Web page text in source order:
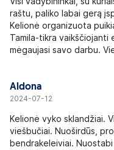
raštu, paliko labai gerą
Kelionė organizuota
Tamila-tikra vaikščiojanti
mėgaujasi savo darbu.
Aldona
2024-07-12
Kelionė vyko sklandžiai.
viešbučiai. Nuoširdūs,
bendrakeleiviai.